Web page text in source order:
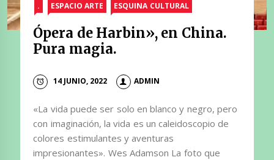
. ESPACIO ARTE ESQUINA CULTURAL
Ópera de Harbin», en China.
Pura magia.
14 JUNIO, 2022 ADMIN
«La vida puede ser solo en blanco y negro, pero
con imaginación, la vida es un caleidoscopio de
colores estimulantes y aventuras
impresionantes». Wes Adamson La foto que